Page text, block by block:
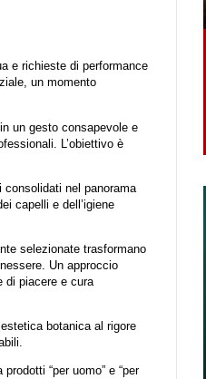
e richieste di performance
un momento
un gesto consapevole e
L’obiettivo è
consolidati nel panorama
capelli e dell’igiene
selezionate trasformano
Un approccio
di piacere e cura
botanica al rigore
“per uomo” e “per